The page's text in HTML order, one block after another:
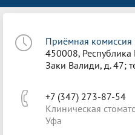
Приёмная
450008, Республика
Заки Валиди, д. 47;
+7 (347) 273-87-54
Клиническая
Уфа